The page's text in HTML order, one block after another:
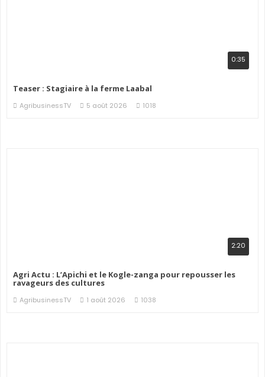
0:35
Teaser : Stagiaire à la ferme Laabal
AgribusinessTV 5 août 2026 1018
2:20
Agri Actu : L’Apichi et le Kogle-zanga pour repousser les
ravageurs des cultures
AgribusinessTV 1 août 2026 1038